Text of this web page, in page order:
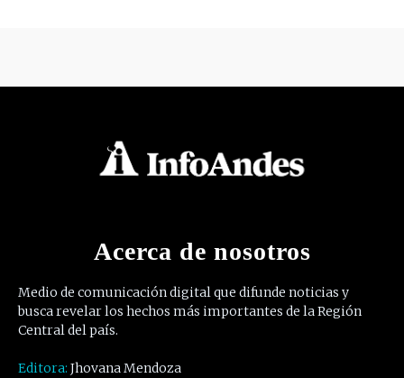
Acerca de nosotros
Medio de comunicación digital que difunde noticias y
busca revelar los hechos más importantes de la Región
Central del país.
Editora: Jhovana Mendoza